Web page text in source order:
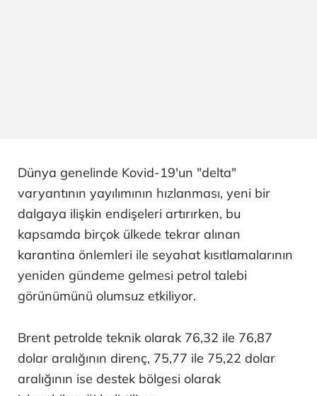
Dünya genelinde Kovid-19'un "delta"
varyantının yayılımının hızlanması, yeni bir
dalgaya ilişkin endişeleri artırırken, bu
kapsamda birçok ülkede tekrar alınan
karantina önlemleri ile seyahat kısıtlamalarının
yeniden gündeme gelmesi petrol talebi
görünümünü olumsuz etkiliyor.
Brent petrolde teknik olarak 76,32 ile 76,87
dolar aralığının direnç, 75,77 ile 75,22 dolar
aralığının ise destek bölgesi olarak